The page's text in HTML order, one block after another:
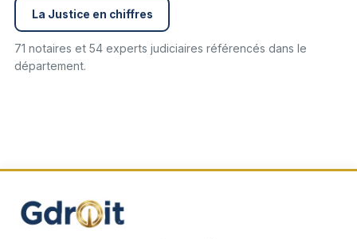
La Justice en chiffres
71 notaires et 54 experts judiciaires référencés dans le
département.